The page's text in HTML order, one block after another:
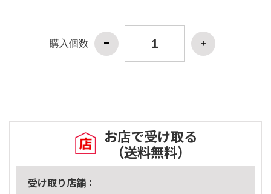
購入個数
お店で受け取る
（送料無料）
受け取り店舗：